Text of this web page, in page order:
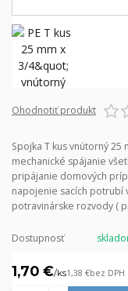
Ohodnotiť produkt
Spojka T kus vnútorný
mechanické spájanie
pripájanie domových
napojenie sacích
potravinárske rozvody (
Dostupnosť
1,70 €/ks1,38 €bez DPH